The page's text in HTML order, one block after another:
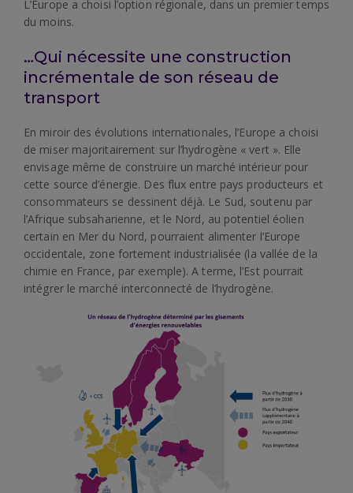
L’Europe a choisi l’option régionale, dans un premier temps
du moins.
…Qui nécessite une construction
incrémentale de son réseau de
transport
En miroir des évolutions internationales, l’Europe a choisi
de miser majoritairement sur l’hydrogène « vert ». Elle
envisage même de construire un marché intérieur pour
cette source d’énergie. Des flux entre pays producteurs et
consommateurs se dessinent déjà. Le Sud, soutenu par
l’Afrique subsaharienne, et le Nord, au potentiel éolien
certain en Mer du Nord, pourraient alimenter l’Europe
occidentale, zone fortement industrialisée (la vallée de la
chimie en France, par exemple). A terme, l’Est pourrait
intégrer le marché interconnecté de l’hydrogène.